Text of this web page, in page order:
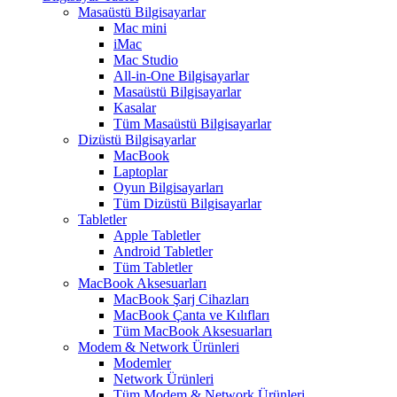
Masaüstü Bilgisayarlar
Mac mini
iMac
Mac Studio
All-in-One Bilgisayarlar
Masaüstü Bilgisayarlar
Kasalar
Tüm Masaüstü Bilgisayarlar
Dizüstü Bilgisayarlar
MacBook
Laptoplar
Oyun Bilgisayarları
Tüm Dizüstü Bilgisayarlar
Tabletler
Apple Tabletler
Android Tabletler
Tüm Tabletler
MacBook Aksesuarları
MacBook Şarj Cihazları
MacBook Çanta ve Kılıfları
Tüm MacBook Aksesuarları
Modem & Network Ürünleri
Modemler
Network Ürünleri